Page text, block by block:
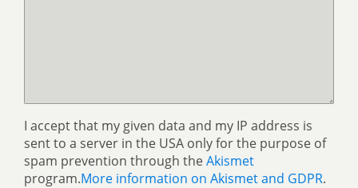
I accept that my given data and my IP address is
sent to a server in the USA only for the purpose of
spam prevention through theAkismet
program.More information on Akismet and GDPR.